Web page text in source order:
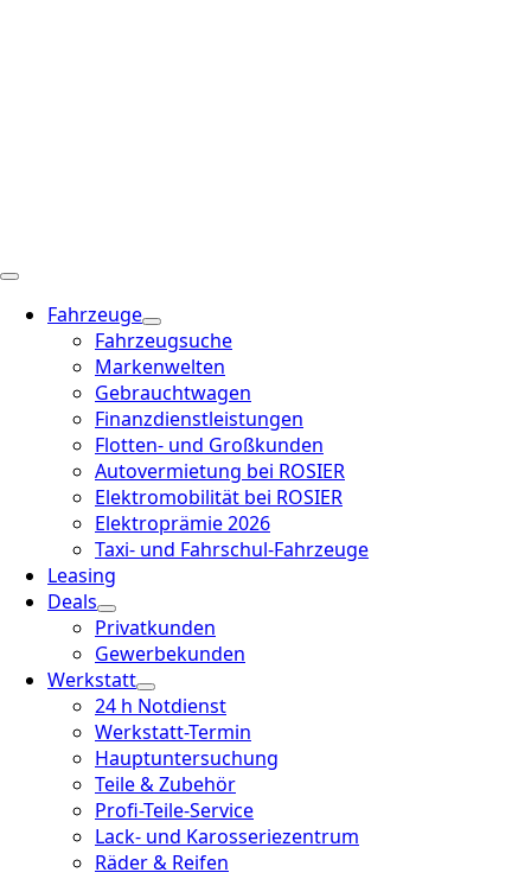
Fahrzeuge
Fahrzeugsuche
Markenwelten
Gebrauchtwagen
Finanzdienstleistungen
Flotten- und Großkunden
Autovermietung bei ROSIER
Elektromobilität bei ROSIER
Elektroprämie 2026
Taxi- und Fahrschul-Fahrzeuge
Leasing
Deals
Privatkunden
Gewerbekunden
Werkstatt
24 h Notdienst
Werkstatt-Termin
Hauptuntersuchung
Teile & Zubehör
Profi-Teile-Service
Lack- und Karosseriezentrum
Räder & Reifen